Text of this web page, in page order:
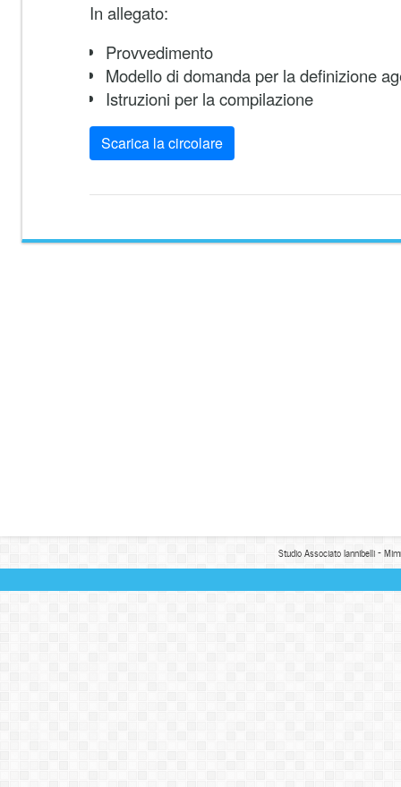
In allegato:
Provvedimento
Modello di domanda per la definizione
Istruzioni per la compilazione
Scarica la circolare
Studio Associato Iannibelli -